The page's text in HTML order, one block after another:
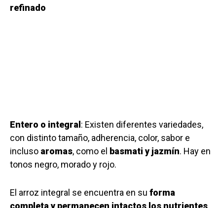
refinado
Entero o integral : Existen diferentes variedades,
con distinto tamaño, adherencia, color, sabor e
incluso aromas, como el basmati y jazmín. Hay en
tonos negro, morado y rojo.
El arroz integral se encuentra en su forma
completa y permanecen intactos los nutrientes